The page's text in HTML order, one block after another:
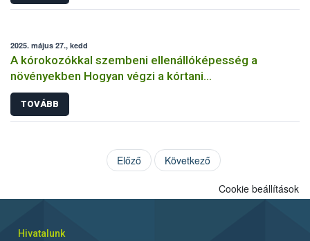
2025. május 27., kedd
A kórokozókkal szembeni ellenállóképesség a
növényekben Hogyan végzi a kórtani
rezisztenciavizsgálatokat a Nébih?
TOVÁBB
Előző Következő
Cookie beállítások
Hivatalunk